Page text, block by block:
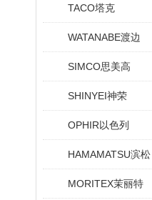
TACO塔克
WATANABE渡边
SIMCO思美高
SHINYEI神荣
OPHIR以色列
HAMAMATSU滨松
MORITEX茉丽特